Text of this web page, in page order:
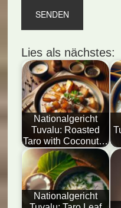
Lies als nächstes:
Nationalgericht
Tuvalu: Roasted
Taro with Coconut…
Nationalgericht